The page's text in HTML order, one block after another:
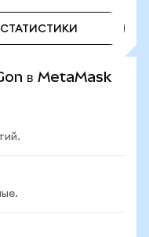
в MetaMask